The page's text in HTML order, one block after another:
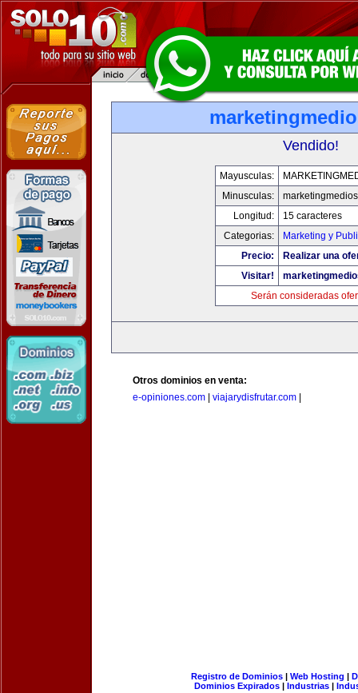
Vendido!
Mayusculas:
Minusculas:
Longitud:
15 caracteres
Categorias:
Marketing y
Precio:
Realizar una
Visitar!
Serán consideradas
Otros dominios en venta:
e-opiniones.com
viajarydisfrutar.com
Registro de Dominios| Web Hosting |
Dominios Expirados | Industrias |